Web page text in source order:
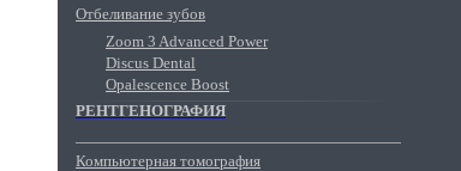
Отбеливание зубов
Zoom 3 Advanced Power
Discus Dental
Opalescence Boost
РЕНТГЕНОГРАФИЯ
Компьютерная томография